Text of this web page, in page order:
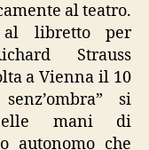
al teatro.
al libretto per
Strauss
a Vienna il 10
si
mani di
autonomo che